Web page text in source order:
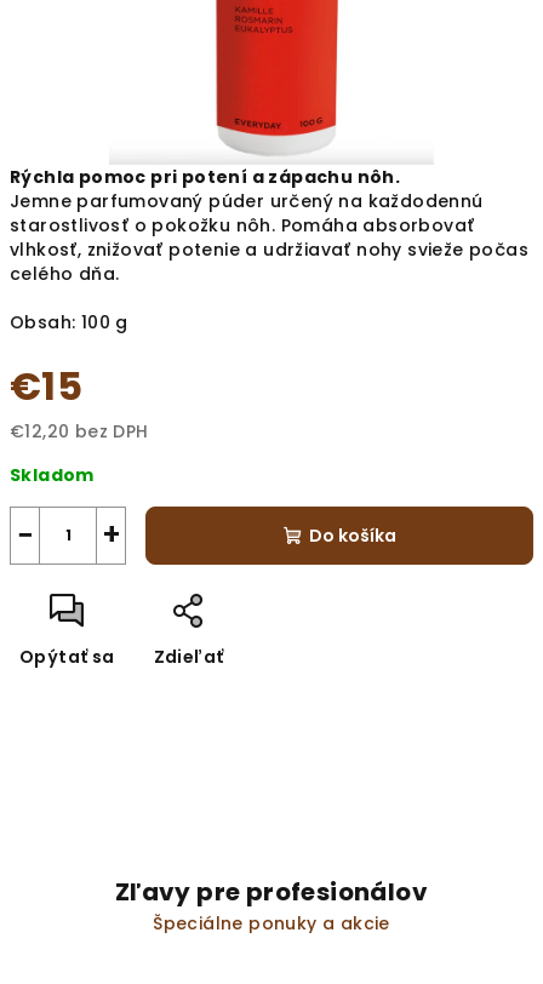
Rýchla pomoc pri potení a zápachu nôh.
Jemne parfumovaný púder určený na každodennú
starostlivosť o pokožku nôh. Pomáha absorbovať
vlhkosť, znižovať potenie a udržiavať nohy svieže počas
celého dňa.
Obsah: 100 g
€15
€12,20 bez DPH
cena:
Skladom
+
− Do košíka
Opýtať sa Zdieľať
Zľavy pre profesionálov
Špeciálne ponuky a akcie